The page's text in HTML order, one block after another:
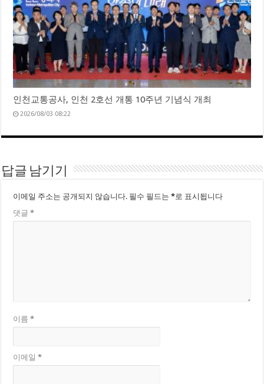
인천교통공사, 인천 2호선 개통 10주년 기념식 개최
2026/08/03 08:22
답글 남기기
이메일 주소는 공개되지 않습니다. 필수 필드는*로 표시됩니다
댓글*
이름*
이메일*